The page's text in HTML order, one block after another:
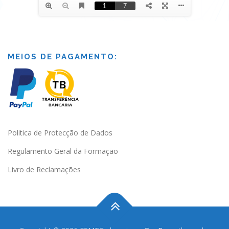
MEIOS DE PAGAMENTO:
Politica de Protecção de Dados
Regulamento Geral da Formação
Livro de Reclamações